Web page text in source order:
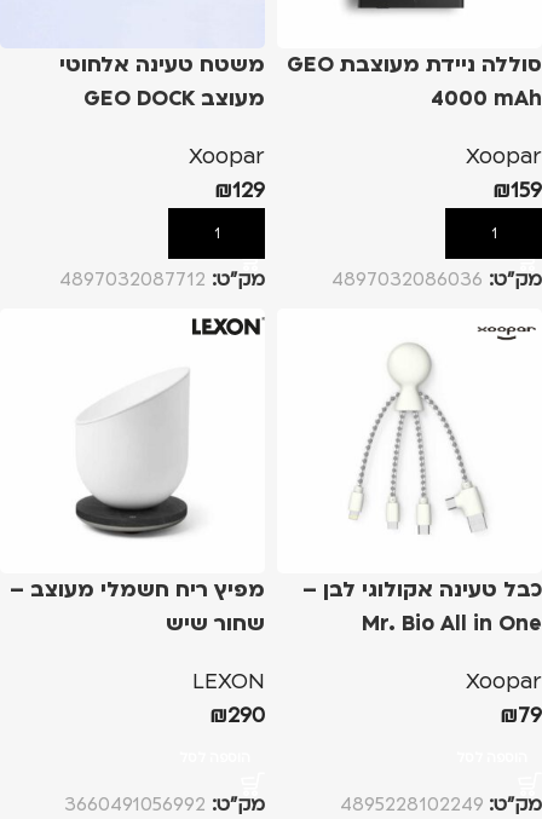
סוללה ניידת מעוצבת GEO
4000 mAh
Xoopar
₪159
הוספה לסל
מק”ט: 4897032086036
משטח טעינה אלחוטי
מעוצב GEO DOCK
Xoopar
₪129
הוספה לסל
מק”ט: 4897032087712
כבל טעינה אקולוגי לבן –
Mr. Bio All in One
Xoopar
₪79
מק”ט: 4895228102249
מפיץ ריח חשמלי מעוצב –
שחור שיש
LEXON
₪290
מק”ט: 3660491056992